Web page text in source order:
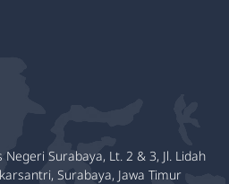
Surabaya, Lt. 2 & 3, Jl. Lidah
Surabaya, Jawa Timur